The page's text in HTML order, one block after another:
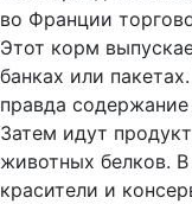
во Франции
Этот корм
банках или
правда
Затем идут
животных белков.
красители и